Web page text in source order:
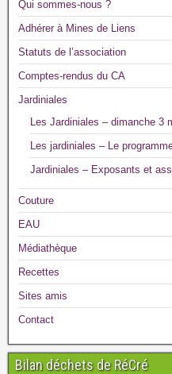
Qui sommes-nous ?
Adhérer à Mines de Liens
Statuts de l’association
Comptes-rendus du CA
Jardiniales
Les Jardiniales – dimanche 3
Les jardiniales – Le
Jardiniales – Exposants et
Couture
EAU
Médiathèque
Recettes
Sites amis
Contact
Bilan déchets de RéCré